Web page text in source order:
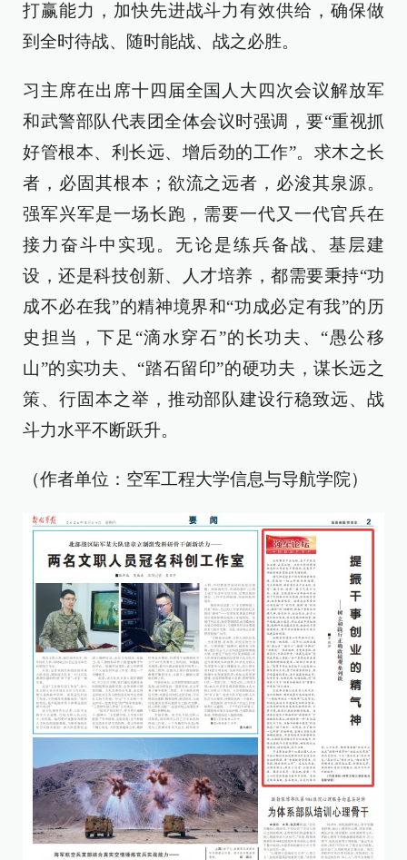
打赢能力，加快先进战斗力有效供给，确保做
到全时待战、随时能战、战之必胜。
习主席在出席十四届全国人大四次会议解放军
和武警部队代表团全体会议时强调，要“重视抓
好管根本、利长远、增后劲的工作”。求木之长
者，必固其根本；欲流之远者，必浚其泉源。
强军兴军是一场长跑，需要一代又一代官兵在
接力奋斗中实现。无论是练兵备战、基层建
设，还是科技创新、人才培养，都需要秉持“功
成不必在我”的精神境界和“功成必定有我”的历
史担当，下足“滴水穿石”的长功夫、“愚公移
山”的实功夫、“踏石留印”的硬功夫，谋长远之
策、行固本之举，推动部队建设行稳致远、战
斗力水平不断跃升。
（作者单位：空军工程大学信息与导航学院）